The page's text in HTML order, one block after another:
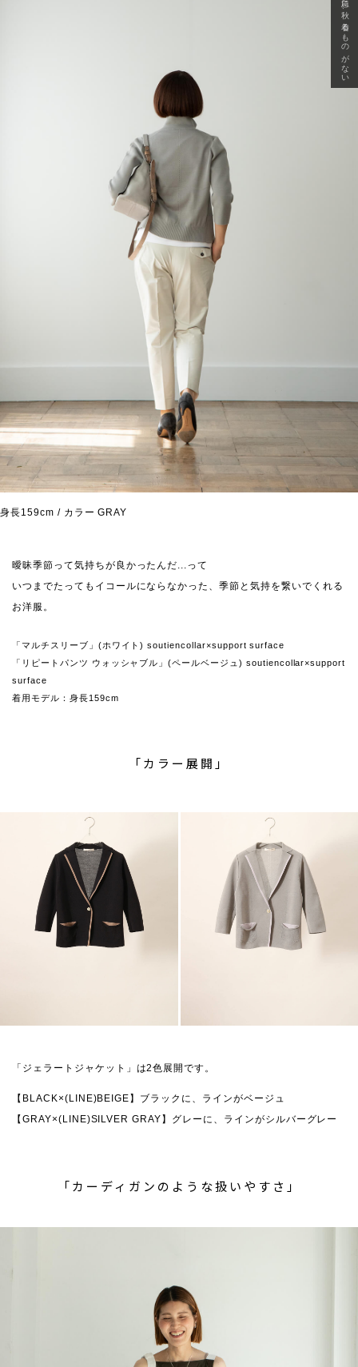
身長159cm / カラー GRAY
曖昧季節って気持ちが良かったんだ...って
いつまでたってもイコールにならなかった、季節と気持を繋いでくれる
お洋服。
「マルチスリーブ」(ホワイト) soutiencollar×support surface
「リピートパンツ ウォッシャブル」(ペールベージュ) soutiencollar×support
surface
着用モデル：身長159cm
「カラー展開」
「ジェラートジャケット」は2色展開です。
【BLACK×(LINE)BEIGE】ブラックに、ラインがベージュ
【GRAY×(LINE)SILVER GRAY】グレーに、ラインがシルバーグレー
「カーディガンのような扱いやすさ」
急に秋、着るものがない